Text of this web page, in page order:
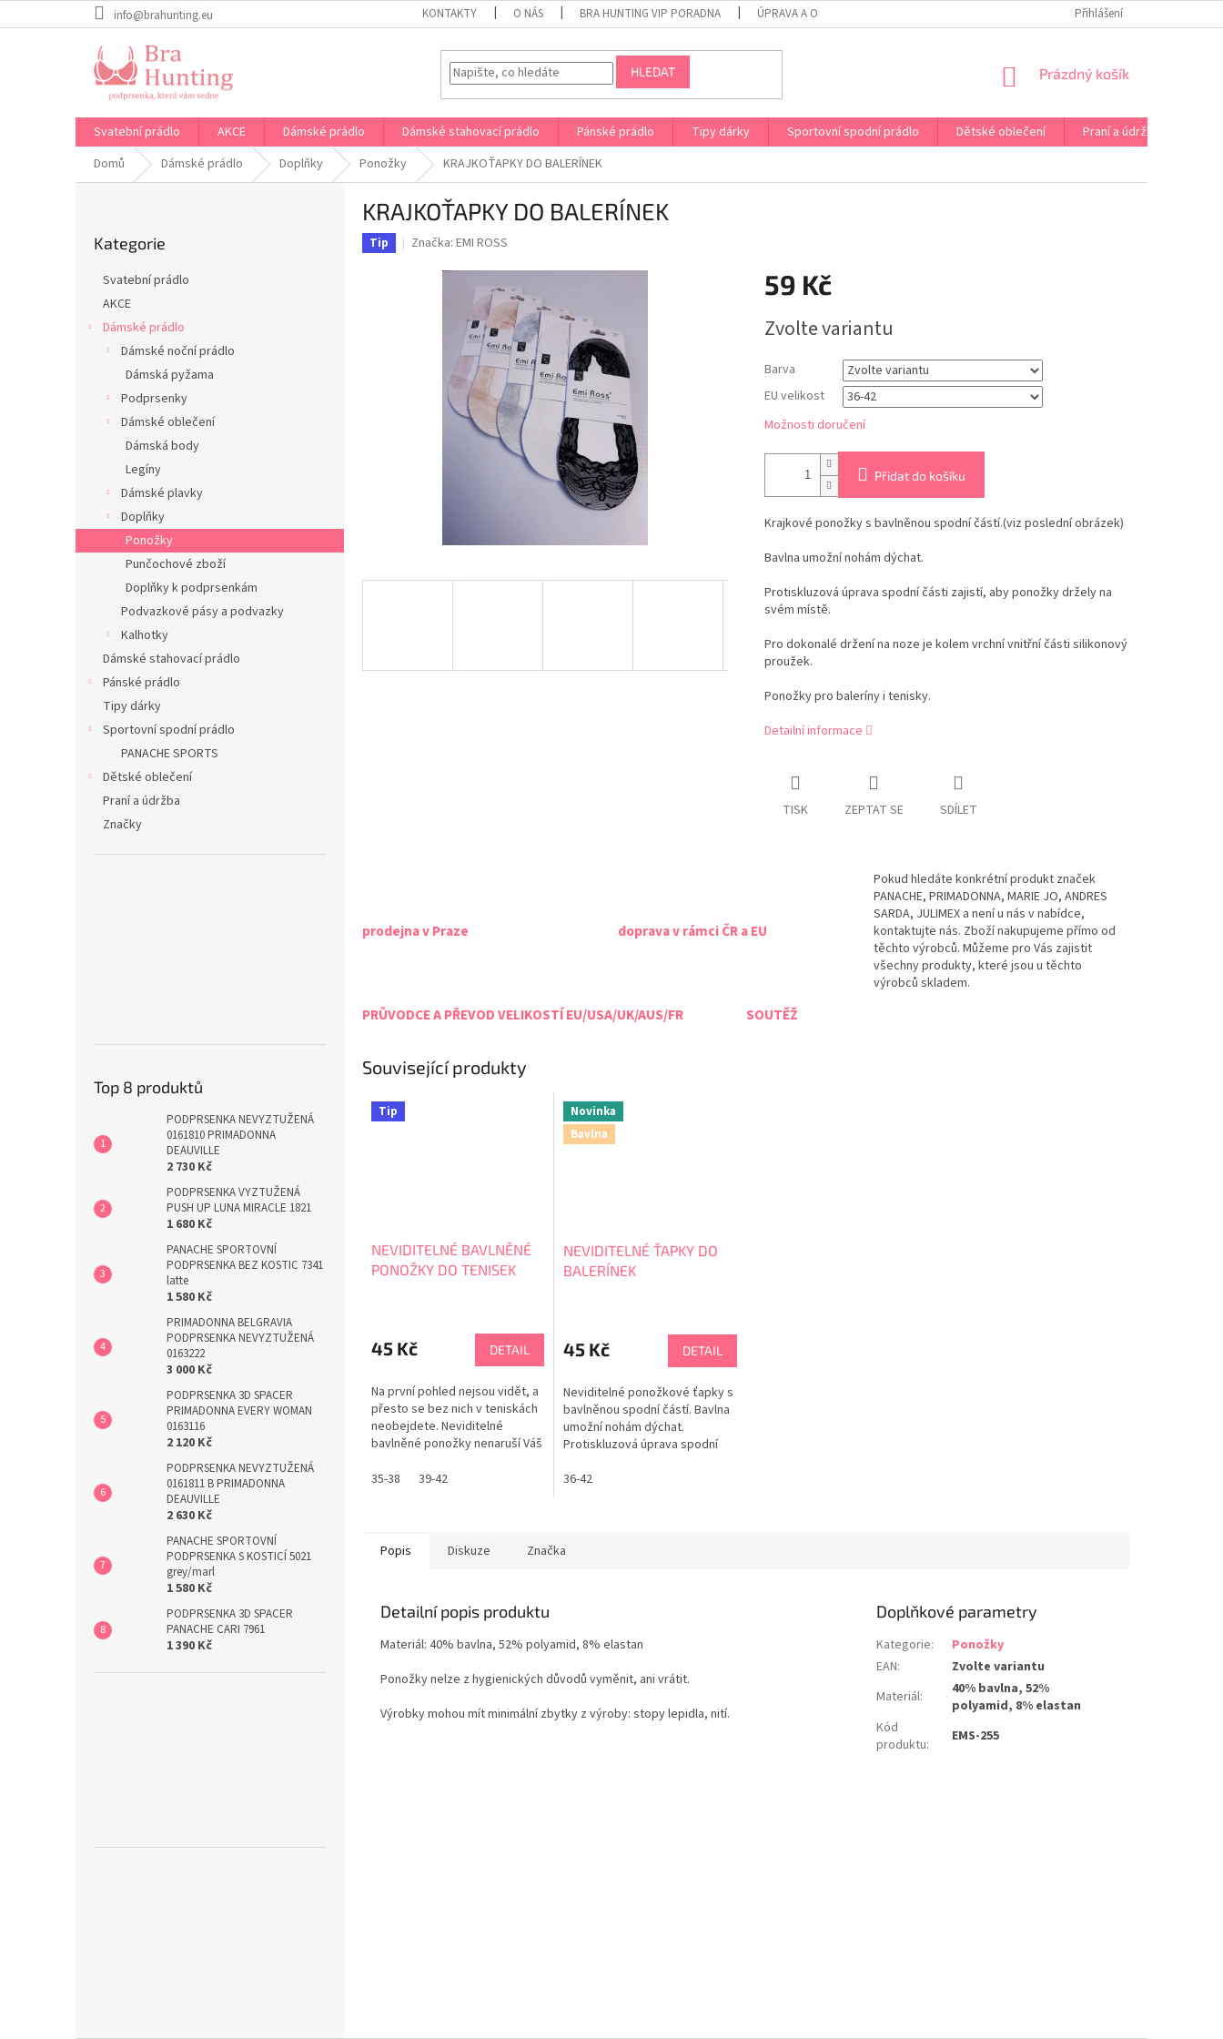
na
info@brahunting.eu KONTAKTY O NÁS BRA HUNTING VIP PORADNA ÚPRAVA A OPRAVA PRÁDLA NA MÍRU DOPRAVA A PLATBA ČR A EU
Přihlášení
HLEDAT
NÁKUPNÍ
Prázdný košík
Svatební prádlo AKCE Dámské prádlo Dámské stahovací prádlo Pánské prádlo Tipy dárky Sportovní spodní prádlo Dětské oblečení Praní a údržba
Domů
Dámské prádlo Doplňky Ponožky KRAJKOŤAPKY DO BALERÍNEK
kategorie
Kategorie
Svatební prádlo
AKCE
Dámské prádlo
Dámské noční prádlo
Dámská pyžama
Podprsenky
Dámské oblečení
Dámská body
Legíny
Dámské plavky
Doplňky
Ponožky
Punčochové zboží
Doplňky k podprsenkám
Podvazkové pásy a podvazky
Kalhotky
Dámské stahovací prádlo
Pánské prádlo
Tipy dárky
Sportovní spodní prádlo
PANACHE SPORTS
Dětské oblečení
Praní a údržba
Značky
Top 8 produktů
PODPRSENKA NEVYZTUŽENÁ
0161810 PRIMADONNA
DEAUVILLE
2 730 Kč
PODPRSENKA VYZTUŽENÁ
PUSH UP LUNA MIRACLE 1821
1 680 Kč
PANACHE SPORTOVNÍ
PODPRSENKA BEZ KOSTIC 7341
latte
1 580 Kč
PRIMADONNA BELGRAVIA
PODPRSENKA NEVYZTUŽENÁ
0163222
3 000 Kč
PODPRSENKA 3D SPACER
PRIMADONNA EVERY WOMAN
0163116
2 120 Kč
PODPRSENKA NEVYZTUŽENÁ
0161811 B PRIMADONNA
DEAUVILLE
2 630 Kč
PANACHE SPORTOVNÍ
PODPRSENKA S KOSTICÍ 5021
grey/marl
1 580 Kč
PODPRSENKA 3D SPACER
PANACHE CARI 7961
1 390 Kč
KRAJKOŤAPKY DO BALERÍNEK
Tip Značka: EMI ROSS
59 Kč
cena:
Zvolte variantu
Barva
EU velikost
Možnosti doručení
Přidat do košíku
Krajkové ponožky s bavlněnou spodní částí.(viz poslední obrázek)
Bavlna umožní nohám dýchat.
Protiskluzová úprava spodní části zajistí, aby ponožky držely na
svém místě.
Pro dokonalé držení na noze je kolem vrchní vnitřní části silikonový
proužek.
Ponožky pro baleríny i tenisky.
Detailní informace
TISK ZEPTAT SE SDÍLET
prodejna v Praze doprava v rámci ČR a EU
Pokud hledáte konkrétní produkt značek
PANACHE, PRIMADONNA, MARIE JO, ANDRES
SARDA, JULIMEX a není u nás v nabídce,
kontaktujte nás. Zboží nakupujeme přímo od
těchto výrobců. Můžeme pro Vás zajistit
všechny produkty, které jsou u těchto
výrobců skladem.
PRŮVODCE A PŘEVOD VELIKOSTÍ EU/USA/UK/AUS/FR SOUTĚŽ
Související produkty
Tip
NEVIDITELNÉ BAVLNĚNÉ
PONOŽKY DO TENISEK
45 Kč DETAIL
Na první pohled nejsou vidět, a
přesto se bez nich v teniskách
neobejdete. Neviditelné
bavlněné ponožky nenaruší Váš
se o Vaše pohodlí. Podíl bavlny
35-38 39-42
Novinka
Bavlna
NEVIDITELNÉ ŤAPKY DO
BALERÍNEK
45 Kč DETAIL
Neviditelné ponožkové ťapky s
bavlněnou spodní částí. Bavlna
umožní nohám dýchat.
Protiskluzová úprava spodní
na svém místě. Pro dokonalé
36-42
Popis Diskuze Značka
Detailní popis produktu
Materiál: 40% bavlna, 52% polyamid, 8% elastan
Ponožky nelze z hygienických důvodů vyměnit, ani vrátit.
Výrobky mohou mít minimální zbytky z výroby: stopy lepidla, nití.
Doplňkové parametry
Kategorie:
Ponožky
EAN:
Zvolte variantu
Materiál:
40% bavlna, 52%
polyamid, 8% elastan
Kód
produktu: EMS-255